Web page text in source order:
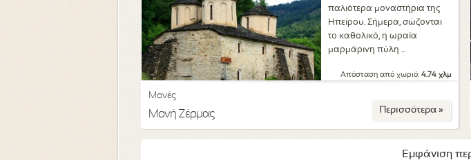
παλιότερα μοναστήρια της
Ηπείρου. Σήμερα, σώζονται
το καθολικό, η ωραία
μαρμάρινη πύλη ...
Απόσταση από χωριό: 4.74 χλμ
Μονές
Μονή Ζέρμας Περισσότερα »
Εμφάνιση